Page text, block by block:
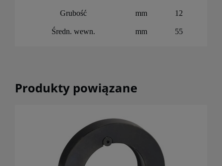
Grubość mm 12
Średn. wewn. mm 55
Produkty powiązane